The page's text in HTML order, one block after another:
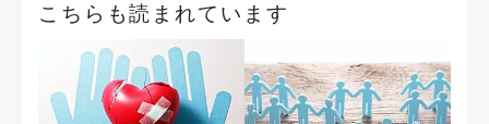
こちらも読まれています